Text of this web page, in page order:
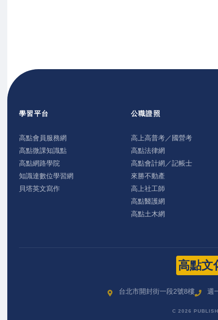
學習平台
高點會員服務網
高點微課知識點
高點網路學院
知識達數位學習網
貝塔英文寫作
公職證照
高上高普考／國營考
高點法律網
高點會計網／記帳士
來勝不動產
高上社工師
高點醫護網
高點土木網
高點文
台北市開封街一段2號8樓 週
C 2026